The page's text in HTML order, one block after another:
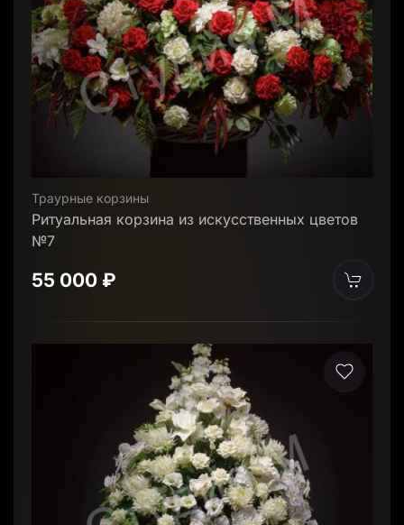
Траурные корзины
Ритуальная корзина из искусственных цветов
№7
55 000 ₽